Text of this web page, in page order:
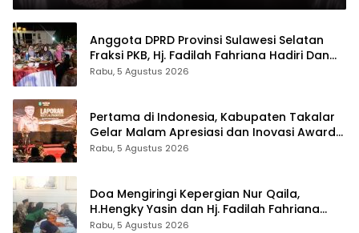
Anggota DPRD Provinsi Sulawesi Selatan
Fraksi PKB, Hj. Fadilah Fahriana Hadiri Dan
Beri Apresiasi : Takalar Menyalakan Lentera
Rabu, 5 Agustus 2026
Pertama di Indonesia, Kabupaten Takalar
Gelar Malam Apresiasi dan Inovasi Award
2026: Panggung Penghargaan bagi
Rabu, 5 Agustus 2026
Doa Mengiringi Kepergian Nur Qaila,
H.Hengky Yasin dan Hj. Fadilah Fahriana
Hadir Menguatkan Keluarga
Rabu, 5 Agustus 2026